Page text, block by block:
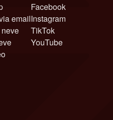
email
Facebook
Instagram
TikTok
YouTube